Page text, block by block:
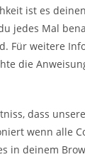
ist es
jedes Mal
Für weitere
die
dass
wenn alle
in deinem